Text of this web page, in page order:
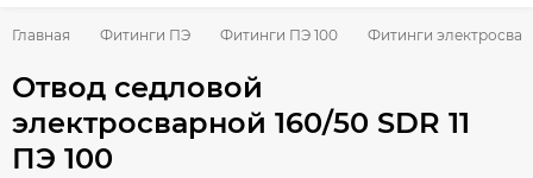
Главная Фитинги ПЭ Фитинги ПЭ 100 Фитинги
Отвод седловой
электросварной 160/50 SDR 11
ПЭ 100